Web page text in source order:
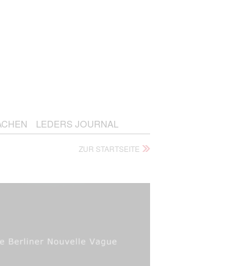
LEDERS JOURNAL
ZUR STARTSEITE